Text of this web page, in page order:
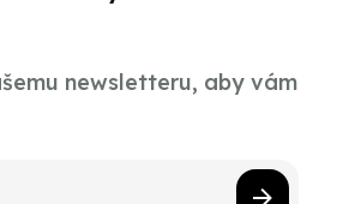
newsletteru, aby vám